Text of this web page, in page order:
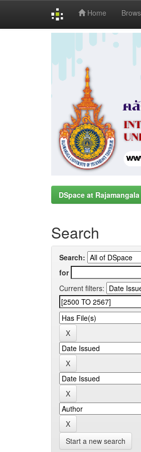
Home
DSpace at
Search
Search:
for
Current filters:
Start a new search